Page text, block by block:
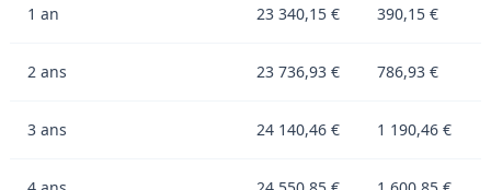
1 an 23 340,15 € 390,15 €
2 ans 23 736,93 € 786,93 €
3 ans 24 140,46 € 1 190,46 €